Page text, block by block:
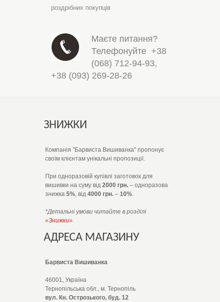
роздрібних покупців
Маєте питання?
Телефонуйте +38
(068) 712-94-93,
+38 (093) 269-28-26
ЗНИЖКИ
Компанія "Барвиста Вишиванка" пропонує
своїм клієнтам унікальні пропозиції.
При одноразовій купівлі заготовок для
вишивки на суму від 2000 грн. – одноразова
знижка 5%, від 4000 грн. – 10%.
*Детальні умови читайте в розділі
«Знижки».
АДРЕСА МАГАЗИНУ
Барвиста Вишиванка
46001, Україна
Тернопільська обл., м. Тернопіль
вул. Кн. Острозького, буд. 12